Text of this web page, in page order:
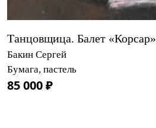
Танцовщица. Балет «Корсар»
Бакин Сергей
Бумага, пастель
85 000 ₽